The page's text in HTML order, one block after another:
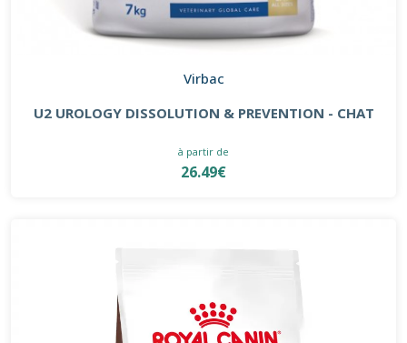
Virbac
U2 UROLOGY DISSOLUTION & PREVENTION - CHAT
à partir de
26.49€